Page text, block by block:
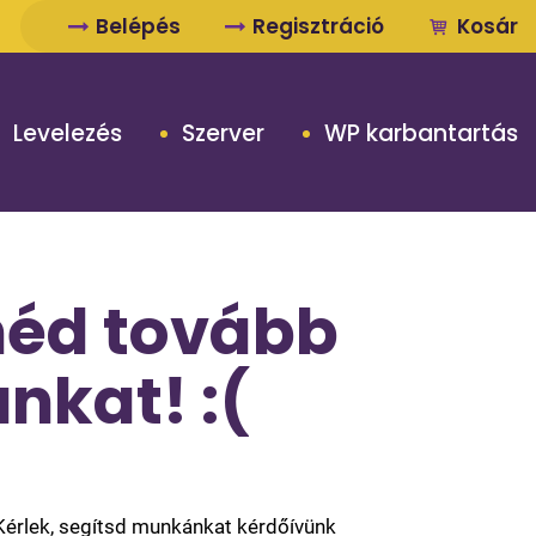
Belépés Regisztráció Kosár
Levelezés Szerver WP karbantartás
tovább
:(
segítsd munkánkat kérdőívünk